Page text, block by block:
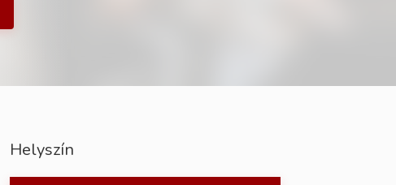
Helyszín